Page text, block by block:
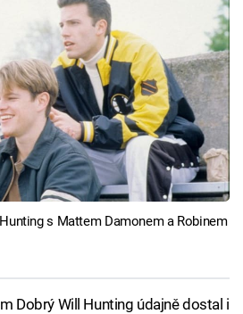
s Mattem Damonem a Robinem
Dobrý Will Hunting údajně dostal i